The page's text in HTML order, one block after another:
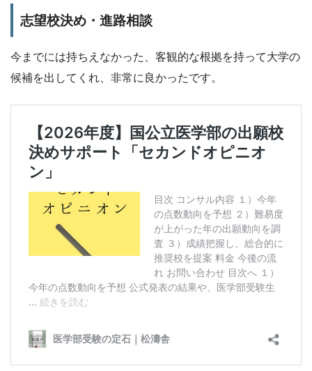
志望校決め・進路相談
今までには持ちえなかった、客観的な根拠を持って大学の
候補を出してくれ、非常に良かったです。